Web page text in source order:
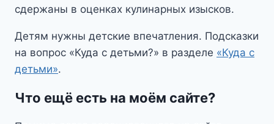
сдержаны в оценках кулинарных изысков.
Детям нужны детские впечатления. Подсказки
на вопрос «Куда с детьми?» в разделе «Куда с
детьми».
Что ещё есть на моём сайте?